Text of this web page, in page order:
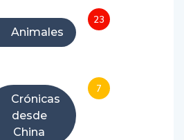
Animales
23
Crónicas
desde
China
7